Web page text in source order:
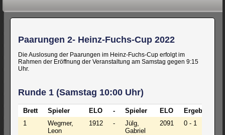
Paarungen 2- Heinz-Fuchs-Cup 2022
Die Auslosung der Paarungen im Heinz-Fuchs-Cup erfolgt im
Rahmen der Eröffnung der Veranstaltung am Samstag gegen 9:15
Uhr.
Runde 1 (Samstag 10:00 Uhr)
Brett Spieler ELO - Spieler ELO
Ergebnis
1
Wegmer,
Leon
1912 -
Jülg,
Gabriel
2091 0 - 1